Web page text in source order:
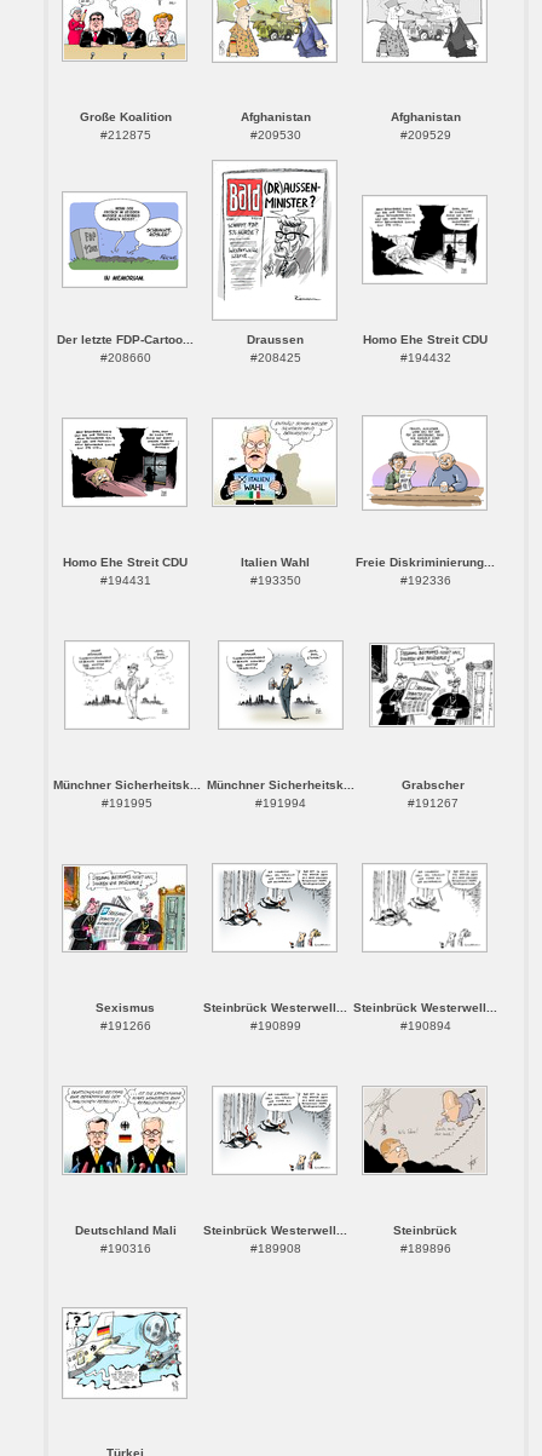
Große Koalition
#212875
Afghanistan
#209530
Afghanistan
#209529
Der letzte FDP-Cartoo...
#208660
Draussen
#208425
Homo Ehe Streit CDU
#194432
Homo Ehe Streit CDU
#194431
Italien Wahl
#193350
Freie Diskriminierung...
#192336
Münchner Sicherheitsk...
#191995
Münchner Sicherheitsk...
#191994
Grabscher
#191267
Sexismus
#191266
Steinbrück Westerwell...
#190899
Steinbrück Westerwell...
#190894
Deutschland Mali
#190316
Steinbrück Westerwell...
#189908
Steinbrück
#189896
Türkei